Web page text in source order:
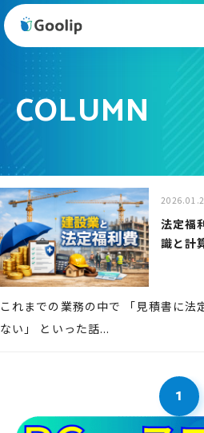
COLUMN
法定福
識と計
これまでの業務の中で 「見積書に法
ない」 といった話...
1